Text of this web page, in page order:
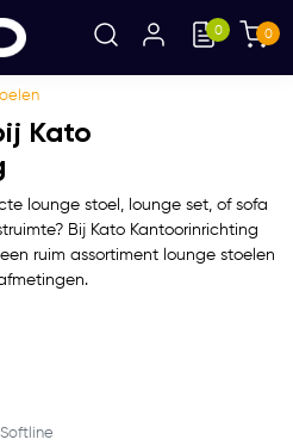
0 0
Kato
lounge stoel, lounge set, of sofa
Bij Kato Kantoorinrichting
ruim assortiment lounge stoelen
Softline